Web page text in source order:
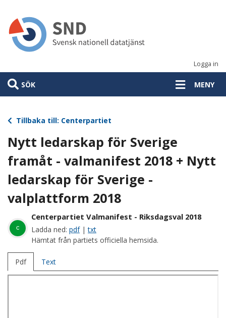
huvudinnehåll
Logga in
SÖK MENY
Tillbaka till: Centerpartiet
Nytt ledarskap för Sverige
framåt - valmanifest 2018 + Nytt
ledarskap för Sverige -
valplattform 2018
c
Centerpartiet Valmanifest - Riksdagsval 2018
Ladda ned: pdf|txt
Hämtat från partiets officiella hemsida.
Pdf Text